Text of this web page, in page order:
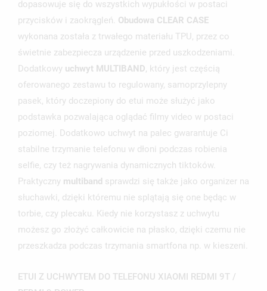
dopasowuje się do wszystkich wypukłości w postaci
przycisków i zaokrągleń. Obudowa CLEAR CASE
wykonana została z trwałego materiału TPU, przez co
świetnie zabezpiecza urządzenie przed uszkodzeniami.
Dodatkowy uchwyt MULTIBAND, który jest częścią
oferowanego zestawu to regulowany, samoprzylepny
pasek, który doczepiony do etui może służyć jako
podstawka pozwalająca oglądać filmy video w postaci
poziomej. Dodatkowo uchwyt na palec gwarantuje Ci
stabilne trzymanie telefonu w dłoni podczas robienia
selfie, czy też nagrywania dynamicznych tiktoków.
Praktyczny multiband sprawdzi się także jako organizer na
słuchawki, dzięki któremu nie splątają się one będąc w
torbie, czy plecaku. Kiedy nie korzystasz z uchwytu
możesz go złożyć całkowicie na płasko, dzięki czemu nie
przeszkadza podczas trzymania smartfona np. w kieszeni.
ETUI Z UCHWYTEM DO TELEFONU XIAOMI REDMI 9T /
MOJE LISTY ŻYCZEŃ
add_circle_outline UTWÓRZ NOWĄ LISTĘ
UTWÓRZ LISTĘ ŻYCZEŃ
NAZWA LISTY ŻYCZEŃ
ANULUJ UTWÓRZ LISTĘ ŻYCZEŃ
ZALOGUJ SIĘ
MUSISZ BYĆ ZALOGOWANY BY ZAPISAĆ PRODUKTY NA
SWOJEJ LIŚCIE ŻYCZEŃ.
ANULUJ ZALOGUJ SIĘ